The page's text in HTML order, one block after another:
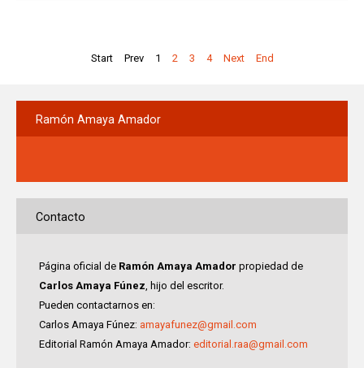
Start Prev 1 2 3 4 Next End
Ramón Amaya Amador
Contacto
Página oficial de Ramón Amaya Amador propiedad de
Carlos Amaya Fúnez, hijo del escritor.
Pueden contactarnos en:
Carlos Amaya Fúnez: amayafunez@gmail.com
Editorial Ramón Amaya Amador: editorial.raa@gmail.com